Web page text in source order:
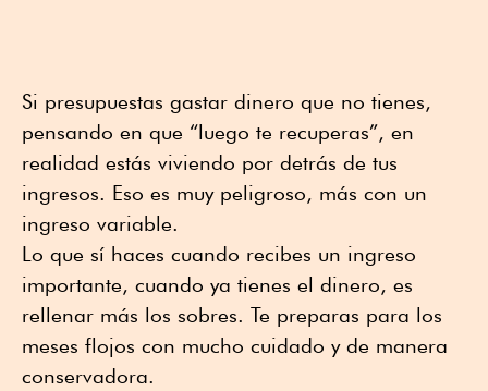
Si presupuestas gastar dinero que no tienes,
pensando en que “luego te recuperas”, en
realidad estás viviendo por detrás de tus
ingresos. Eso es muy peligroso, más con un
ingreso variable.
Lo que sí haces cuando recibes un ingreso
importante, cuando ya tienes el dinero, es
rellenar más los sobres. Te preparas para los
meses flojos con mucho cuidado y de manera
conservadora.